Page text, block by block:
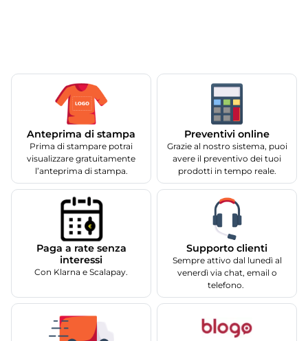
Anteprima di stampa
Prima di stampare potrai
visualizzare gratuitamente
l’anteprima di stampa.
Preventivi online
Grazie al nostro sistema, puoi
avere il preventivo dei tuoi
prodotti in tempo reale.
Paga a rate senza
interessi
Con Klarna e Scalapay.
Supporto clienti
Sempre attivo dal lunedì al
venerdì via chat, email o
telefono.